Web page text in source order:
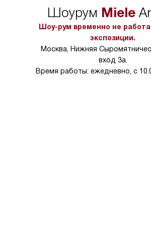
Шоурум Miele
Шоу-рум временно не
экспозиции.
Москва, Нижняя
вход 3а.
Время работы: ежедневно, с